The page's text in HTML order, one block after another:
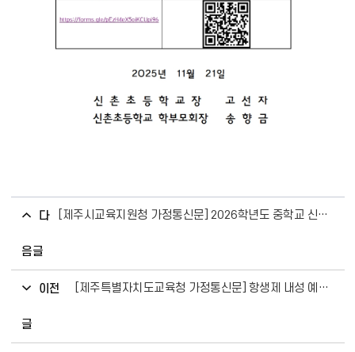
다
음글
[제주시교육지원청 가정통신문] 2026학년도 중학교 신입생 학부모 제주꿈끼이음123교육과정 연수 신청 안내
이전
글
[제주특별자치도교육청 가정통신문] 항생제 내성 예방을 위한 안내